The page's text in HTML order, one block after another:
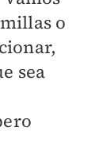
o
sea